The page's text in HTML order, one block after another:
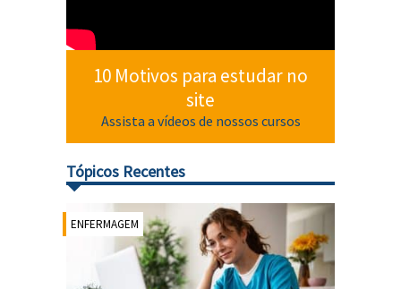
10 Motivos para estudar no
site
Assista a vídeos de nossos cursos
Tópicos Recentes
ENFERMAGEM